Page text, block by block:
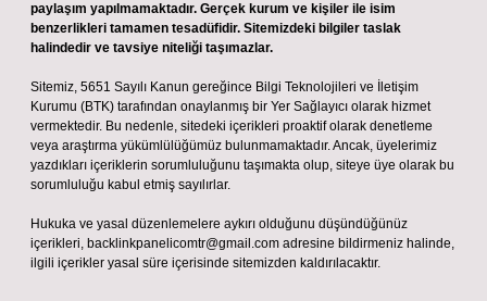
paylaşım yapılmamaktadır. Gerçek kurum ve kişiler ile isim
benzerlikleri tamamen tesadüfidir. Sitemizdeki bilgiler taslak
halindedir ve tavsiye niteliği taşımazlar.
Sitemiz, 5651 Sayılı Kanun gereğince Bilgi Teknolojileri ve İletişim
Kurumu (BTK) tarafından onaylanmış bir Yer Sağlayıcı olarak hizmet
vermektedir. Bu nedenle, sitedeki içerikleri proaktif olarak denetleme
veya araştırma yükümlülüğümüz bulunmamaktadır. Ancak, üyelerimiz
yazdıkları içeriklerin sorumluluğunu taşımakta olup, siteye üye olarak bu
sorumluluğu kabul etmiş sayılırlar.
Hukuka ve yasal düzenlemelere aykırı olduğunu düşündüğünüz
içerikleri, backlinkpanelicomtr@gmail.com adresine bildirmeniz halinde,
ilgili içerikler yasal süre içerisinde sitemizden kaldırılacaktır.